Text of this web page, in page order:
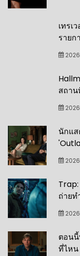
เทรเ
รายก
2026
สถาน
2026
นักแส
2026
ถ่ายท
2026
ตอน
ที่ไหน